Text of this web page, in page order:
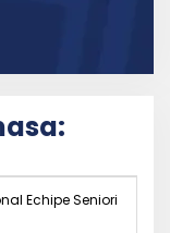
Echipe Seniori